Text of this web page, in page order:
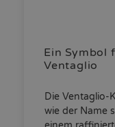
Ein Symbol
Ventaglio
Die Ventaglio-
wie der Name